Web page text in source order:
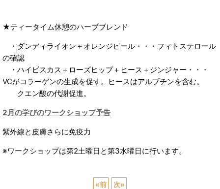
★ティータイム休憩のハーブブレンド
・ダンディライオン＋オレンジピール・・・フィトステロール
の確認
・ハイビスカス＋ローズヒップ＋ヒース＋ジンジャー・・・
VCがコラーゲンの生成を促す。ヒースはアルブチンを含む。
クエン酸の代謝促進。
2月の学びのワークショップ予告
紫外線と皮膚さらに免疫力
※ワークショップは第2土曜日と第3水曜日に行います。
«前 次»